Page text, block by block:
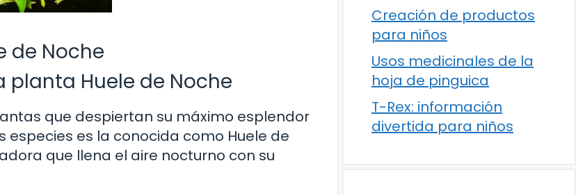
de Noche
planta Huele de Noche
que despiertan su máximo esplendor
es la conocida como Huele de
que llena el aire nocturno con su
Creación de productos
para niños
Usos medicinales de la
hoja de pinguica
T-Rex: información
divertida para niños